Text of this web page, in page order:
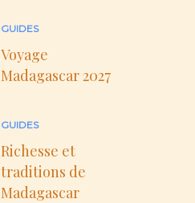
GUIDES
Voyage
Madagascar 2027
GUIDES
Richesse et
traditions de
Madagascar